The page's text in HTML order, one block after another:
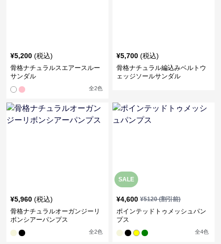
¥5,200 (税込)
骨格ナチュラルスエアースルー
サンダル
全2色
¥5,700 (税込)
骨格ナチュラル編込みベルトウ
ェッジソールサンダル
¥5,960 (税込)
骨格ナチュラルオーガンジーリ
ボンシアーパンプス
全2色
SALE
¥4,600 ¥5120(割引前)
ポインテッドトゥメッシュパン
プス
全4色